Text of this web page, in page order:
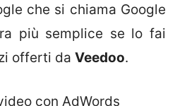
che si chiama Google
più semplice se lo fai
offerti da Veedoo.
con AdWords